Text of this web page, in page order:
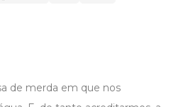
de merda em que nos